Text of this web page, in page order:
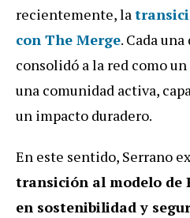
recientemente, la
con The Merge. Cada
consolidó a la red como
una comunidad activa,
un impacto duradero.
En este sentido, Serrano
transición al modelo de
en sostenibilidad y